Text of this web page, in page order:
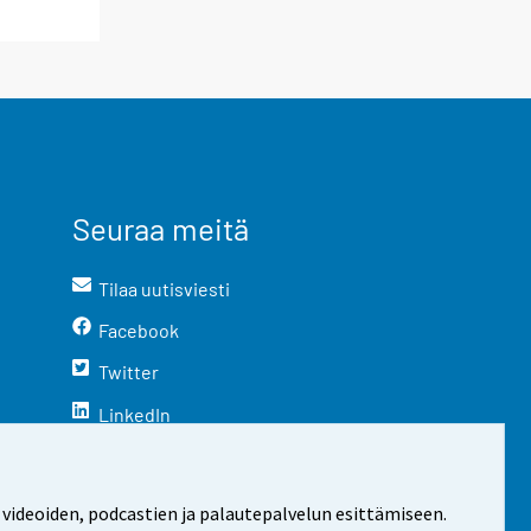
podcastien ja palautepalvelun esittämiseen.
Seuraa meitä
Tilaa uutisviesti
Facebook
Twitter
LinkedIn